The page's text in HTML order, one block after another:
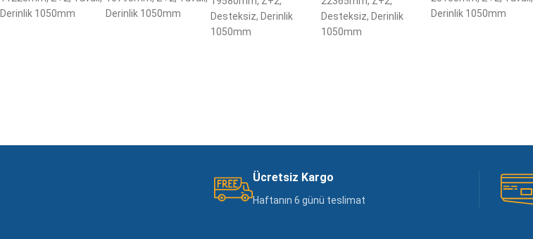
Derinlik 1050mm
Derinlik 1050mm
Desteksiz, Derinlik
1050mm
Desteksiz, Derinlik
1050mm
Derinlik 1050mm
Ücretsiz Kargo
Haftanın 6 günü teslimat